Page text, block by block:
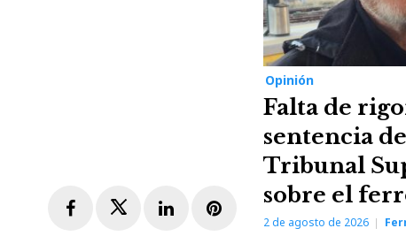
FacebookTwitterLinkedInPinterest
Opinión
Falta de
sentencia
Tribunal
sobre el
2 de agosto de 2026